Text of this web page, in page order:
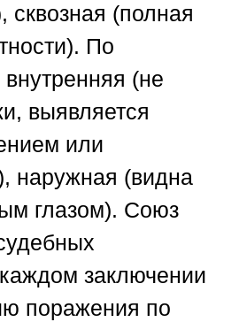
сквозная (полная
По
внутренняя (не
выявляется
или
наружная (видна
глазом). Союз
заключении
поражения по